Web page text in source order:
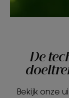
De
Bekijk onze